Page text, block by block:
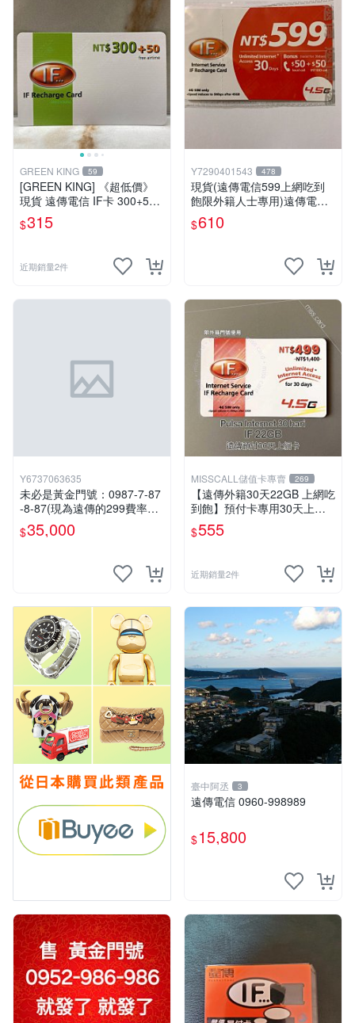
GREEN KING 59
[GREEN KING] 《超低價》
現貨 遠傳電信 IF卡 300+50
通話費儲值卡 預付卡 電話卡
面額350
$315
近期銷量2件
Y7290401543 478
現貨(遠傳電信599上網吃到
飽限外籍人士專用)遠傳電信4
G上網補充卡
$610
Y6737063635
未必是黃金門號：0987-7-87
-8-87(現為遠傳的299費率門
號，屆時將以無約狀態過
戶)。
$35,000
MISSCALL儲值卡專賣 269
【遠傳外籍30天22GB 上網吃
到飽】預付卡專用30天上網
補充卡/儲值卡．Internet if
u．if499⚡MissCall儲值卡專
$555
近期銷量2件
臺中阿丞 3
遠傳電信 0960-998989
$15,800